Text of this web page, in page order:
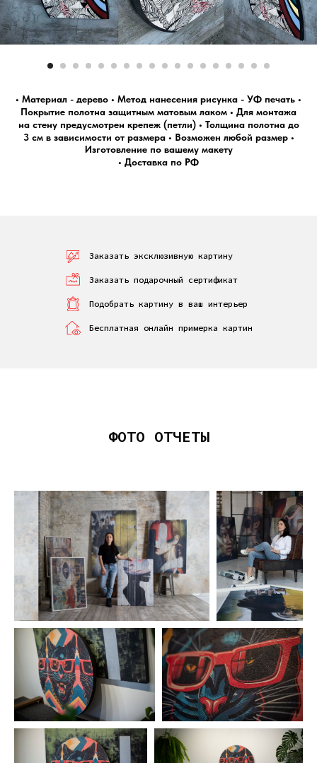
• Материал - дерево • Метод нанесения рисунка - УФ печать •
Покрытие полотна защитным матовым лаком • Для монтажа
на стену предусмотрен крепеж (петли) • Толщина полотна до
3 см в зависимости от размера• Возможен любой размер •
Изготовление по вашему макету
• Доставка по РФ
Заказать эксклюзивную картину
Заказать подарочный сертификат
Подобрать картину в ваш интерьер
Бесплатная онлайн примерка картин
ФОТО ОТЧЕТЫ